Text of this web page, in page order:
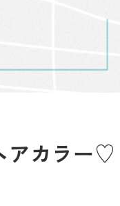
アカラー♡